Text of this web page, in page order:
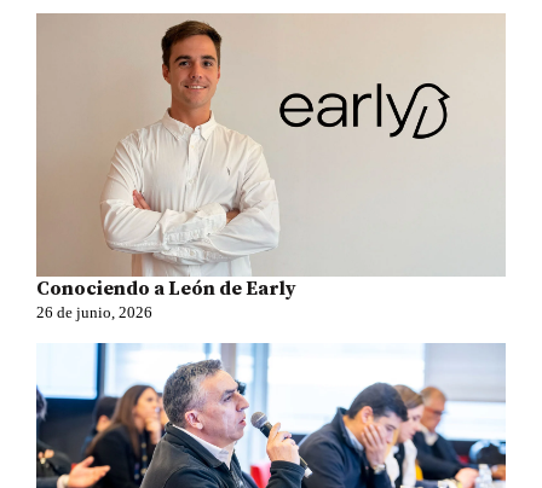
Conociendo a León de Early
26 de junio, 2026